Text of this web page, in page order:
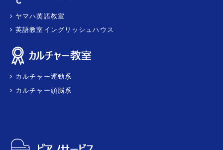
ヤマハ英語教室
英語教室イングリッシュハウス
カルチャー運動系
カルチャー頭脳系